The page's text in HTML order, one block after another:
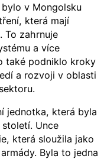
v Mongolsku
která mají
To zahrnuje
a více
také podniklo kroky
a rozvoji v oblasti
jednotka, která byla
Unce
která sloužila jako
Byla to jedna